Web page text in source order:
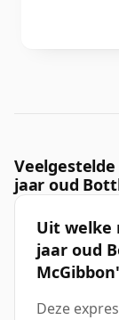
Veelgestelde
jaar oud
Uit welke
jaar oud
Deze